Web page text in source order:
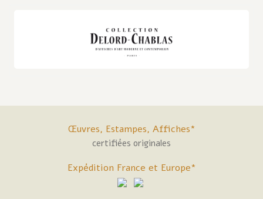
Œuvres, Estampes, Affiches*
certifiées originales
Expédition France et Europe*